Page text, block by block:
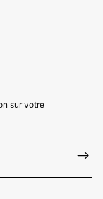
sur votre